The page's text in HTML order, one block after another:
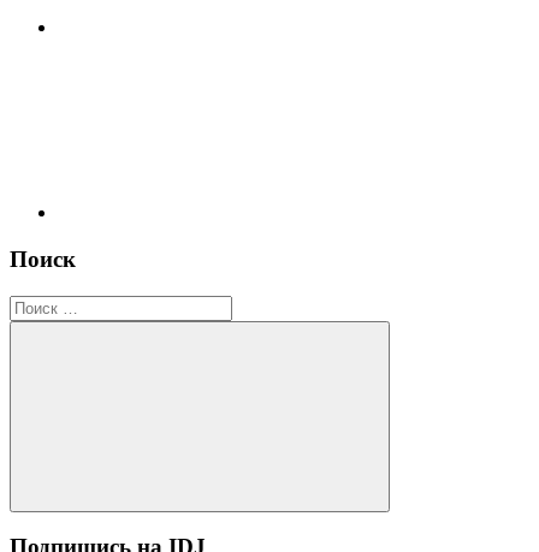
Поиск
Поиск
для:
Поиск
Подпишиcь на IDJ